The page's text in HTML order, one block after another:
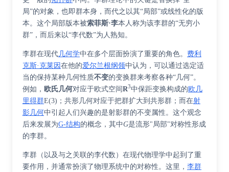
局”的对象，也即群本身，而代之以其“局部”或线性化的版
本。这个局部版本被索菲斯·李本人称为该李群的“无穷小
群”，而后来以“李代数”为人熟知。
李群在现代几何学中在多个层面扮演了重要的角色。 费利
克斯·克莱因在他的爱尔兰根纲领中认为，可以通过选定适
当的保持某种几何性质不变的变换群来考察各种“几何”。
例如， 欧氏几何对应于欧式空间R3中保距变换构成的欧几
里得群E(3)； 共形几何对应于把群扩大到 共形群 ；而在射
影几何中引起人们兴趣的是射影群的不变属性。这个观念
后来发展为G-结构的概念，其中G是流形"局部"对称性形成
的李群。
李群（以及与之关联的李代数）在现代物理学中起到了重
要作用，并通常扮演了物理系统中的对称性。这里， 李群